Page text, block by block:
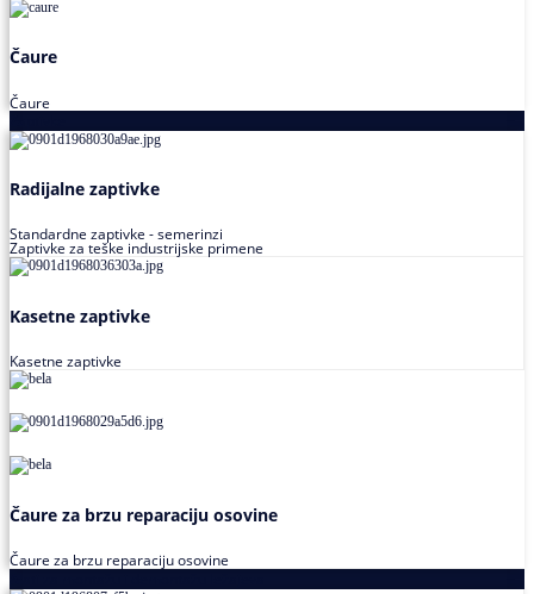
Čaure
Čaure
Radijalne zaptivke
Standardne zaptivke - semerinzi
Zaptivke za teške industrijske primene
Kasetne zaptivke
Kasetne zaptivke
Čaure za brzu reparaciju osovine
Čaure za brzu reparaciju osovine